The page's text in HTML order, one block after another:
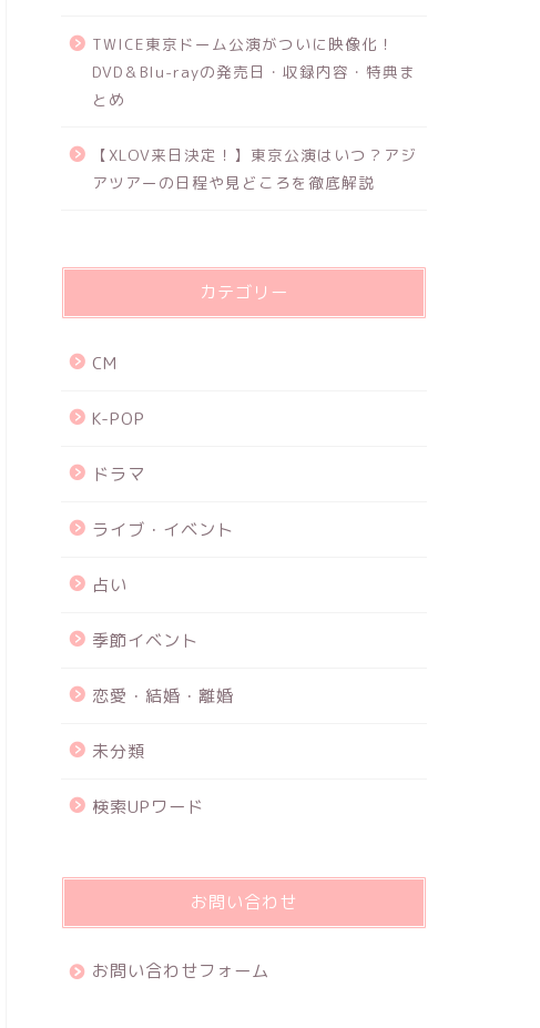
TWICE東京ドーム公演がついに映像化！
DVD＆Blu-rayの発売日・収録内容・特典ま
とめ
【XLOV来日決定！】東京公演はいつ？アジ
アツアーの日程や見どころを徹底解説
カテゴリー
CM
K-POP
ドラマ
ライブ・イベント
占い
季節イベント
恋愛・結婚・離婚
未分類
検索UPワード
お問い合わせ
お問い合わせフォーム